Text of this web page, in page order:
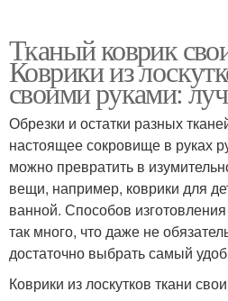
Тканый коврик
Коврики из
своими руками:
Обрезки и остатки разных
настоящее сокровище в руках
можно превратить в
вещи, например, коврики для
ванной. Способов
так много, что даже не
достаточно выбрать самый
Коврики из лоскутков ткани